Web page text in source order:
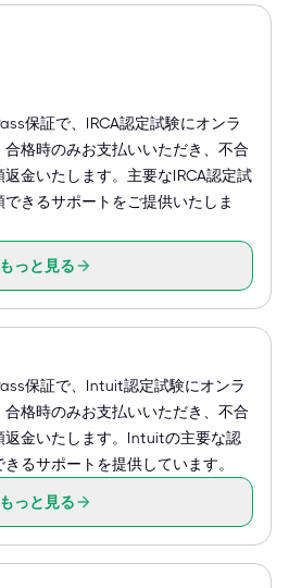
保証で、IRCA認定試験にオンラ
格時のみお支払いいただき、不合
金いたします。主要なIRCA認定試
きるサポートをご提供いたしま
もっと見る
保証で、Intuit認定試験にオンラ
格時のみお支払いいただき、不合
返金いたします。Intuitの主要な認
るサポートを提供しています。
もっと見る